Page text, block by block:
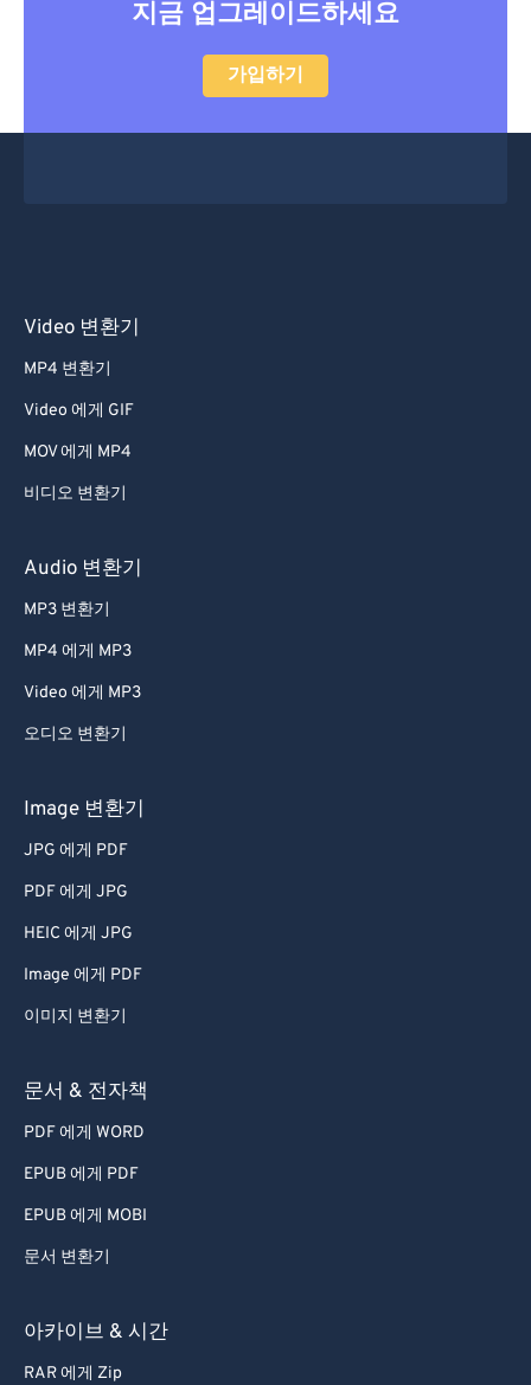
지금 업그레이드하세요
가입하기
Video 변환기
MP4 변환기
Video 에게 GIF
MOV 에게 MP4
비디오 변환기
Audio 변환기
MP3 변환기
MP4 에게 MP3
Video 에게 MP3
오디오 변환기
Image 변환기
JPG 에게 PDF
PDF 에게 JPG
HEIC 에게 JPG
Image 에게 PDF
이미지 변환기
문서 & 전자책
PDF 에게 WORD
EPUB 에게 PDF
EPUB 에게 MOBI
문서 변환기
아카이브 & 시간
RAR 에게 Zip